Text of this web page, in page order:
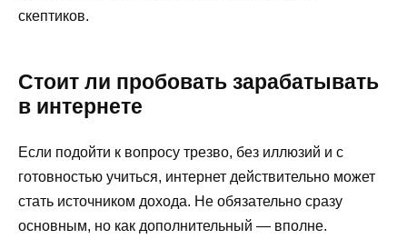
скептиков.
Стоит ли пробовать зарабатывать
в интернете
Если подойти к вопросу трезво, без иллюзий и с
готовностью учиться, интернет действительно может
стать источником дохода. Не обязательно сразу
основным, но как дополнительный — вполне.